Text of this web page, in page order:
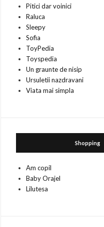
Pitici dar voinici
Raluca
Sleepy
Sofia
ToyPedia
Toyspedia
Un graunte de nisip
Ursuletii nazdravani
Viata mai simpla
Shopping
Am copil
Baby Orajel
Lilutesa